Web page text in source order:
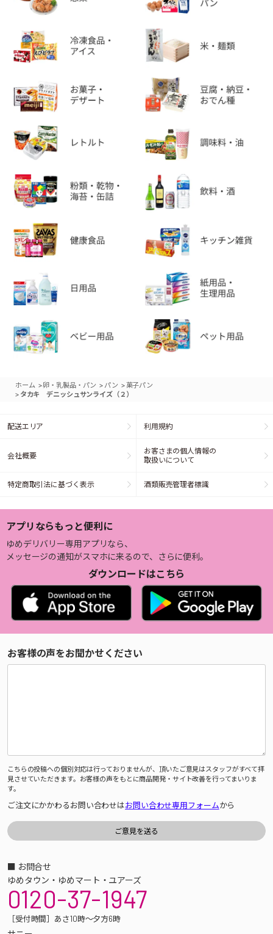
ホーム >卵・乳製品・パン > パン >菓子パン
> タカキ デニッシュサンライズ（２）
配送エリア 利用規約
会社概要
お客さまの個人情報の
取扱いについて
特定商取引法に基づく表示 酒類販売管理者標識
アプリならもっと便利に
ゆめデリバリー専用アプリなら、
メッセージの通知がスマホに来るので、さらに便利。
ダウンロードはこちら
お客様の声をお聞かせください
こちらの投稿への個別対応は行っておりませんが、頂いたご意見はスタッフがすべて拝
見させていただきます。お客様の声をもとに商品開発・サイト改善を行ってまいりま
す。
ご注文にかかわるお問い合わせはお問い合わせ専用フォームから
■ お問合せ
ゆめタウン・ゆめマート・ユアーズ
0120-37-1947
［受付時間］あさ10時～夕方6時